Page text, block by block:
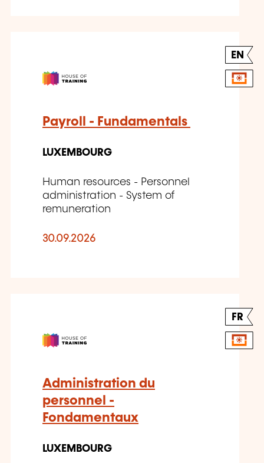
EN
Payroll - Fundamentals
LUXEMBOURG
Human resources - Personnel
administration - System of
remuneration
30.09.2026
FR
Administration du
personnel -
Fondamentaux
LUXEMBOURG